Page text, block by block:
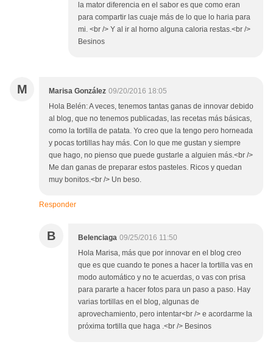
la mator diferencia en el sabor es que como eran
para compartir las cuaje más de lo que lo haria para
mi. <br /> Y al ir al horno alguna caloria restas.<br />
Besinos
M Marisa González 09/20/2016 18:05
Hola Belén: A veces, tenemos tantas ganas de innovar debido
al blog, que no tenemos publicadas, las recetas más básicas,
como la tortilla de patata. Yo creo que la tengo pero horneada
y pocas tortillas hay más. Con lo que me gustan y siempre
que hago, no pienso que puede gustarle a alguien más.<br />
Me dan ganas de preparar estos pasteles. Ricos y quedan
muy bonitos.<br /> Un beso.
Responder
B Belenciaga 09/25/2016 11:50
Hola Marisa, más que por innovar en el blog creo
que es que cuando te pones a hacer la tortilla vas en
modo automático y no te acuerdas, o vas con prisa
para pararte a hacer fotos para un paso a paso. Hay
varias tortillas en el blog, algunas de
aprovechamiento, pero intentar<br /> e acordarme la
próxima tortilla que haga .<br /> Besinos